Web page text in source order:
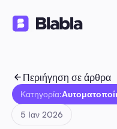
Περιήγηση σε άρθρα
Κατηγορία:
5 Ιαν 2026